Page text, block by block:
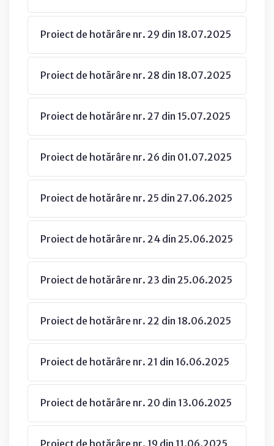
Proiect de hotărâre nr. 29 din 18.07.2025
Proiect de hotărâre nr. 28 din 18.07.2025
Proiect de hotărâre nr. 27 din 15.07.2025
Proiect de hotărâre nr. 26 din 01.07.2025
Proiect de hotărâre nr. 25 din 27.06.2025
Proiect de hotărâre nr. 24 din 25.06.2025
Proiect de hotărâre nr. 23 din 25.06.2025
Proiect de hotărâre nr. 22 din 18.06.2025
Proiect de hotărâre nr. 21 din 16.06.2025
Proiect de hotărâre nr. 20 din 13.06.2025
Proiect de hotărâre nr. 19 din 11.06.2025